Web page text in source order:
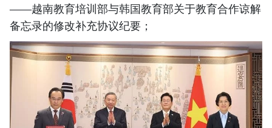
——越南教育培训部与韩国教育部关于教育合作谅解
备忘录的修改补充协议纪要；